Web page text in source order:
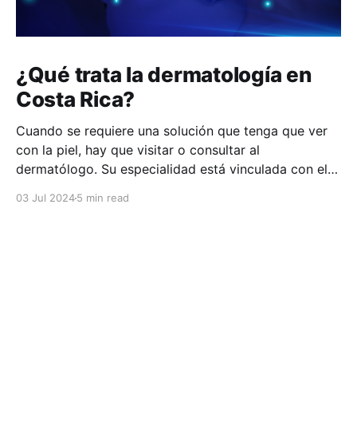
¿Qué trata la dermatología en
Costa Rica?
Cuando se requiere una solución que tenga que ver
con la piel, hay que visitar o consultar al
dermatólogo. Su especialidad está vinculada con el
03 Jul 20245 min read